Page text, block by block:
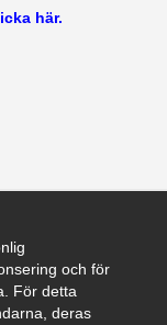
här.
och för
För detta
deras